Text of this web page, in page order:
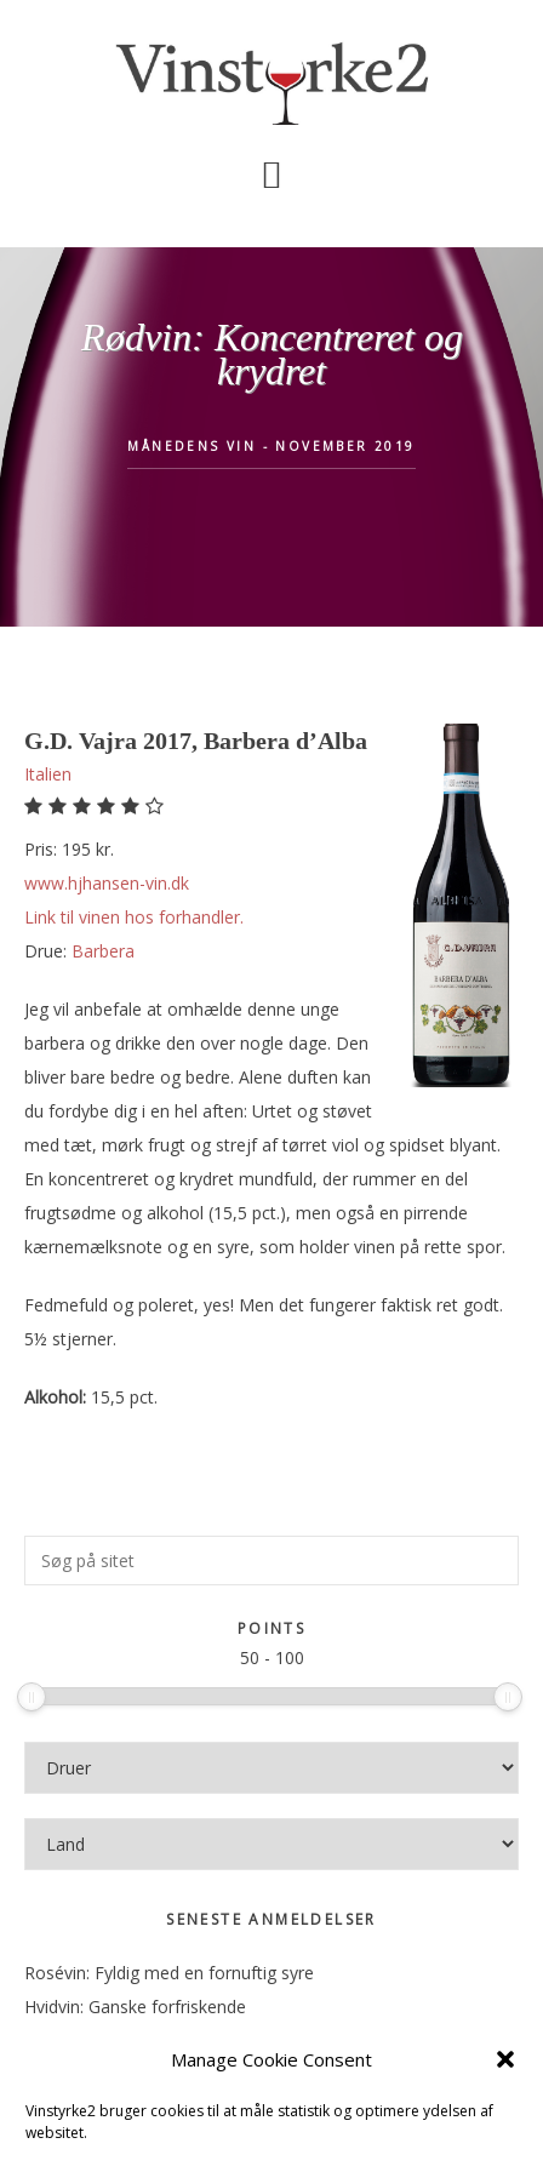
Manage Cookie Consent
Vinstyrke2 bruger cookies til at måle statistik og optimere ydelsen af
websitet.
Rødvin: Koncentreret og
krydret
MÅNEDENS VIN - NOVEMBER 2019
G.D. Vajra 2017, Barbera d’Alba
Italien
Pris: 195 kr.
www.hjhansen-vin.dk
Link til vinen hos forhandler.
Drue:
barbera
Jeg vil anbefale at omhælde denne unge
barbera og drikke den over nogle dage. Den
bliver bare bedre og bedre. Alene duften kan
du fordybe dig i en hel aften: Urtet og støvet
med tæt, mørk frugt og strejf af tørret viol og spidset blyant.
En koncentreret og krydret mundfuld, der rummer en del
frugtsødme og alkohol (15,5 pct.), men også en pirrende
kærnemælksnote og en syre, som holder vinen på rette spor.
Fedmefuld og poleret, yes! Men det fungerer faktisk ret godt.
5½ stjerner.
Alkohol: 15,5 pct.
Primær
Sidebar
Søg
på
POINTS
50 - 100
SENESTE ANMELDELSER
Rosévin: Fyldig med en fornuftig syre
Hvidvin: Ganske forfriskende
Hvidvin: Smørfedme og tropisk sødme
Rosévin: Blød, rund og sødladen